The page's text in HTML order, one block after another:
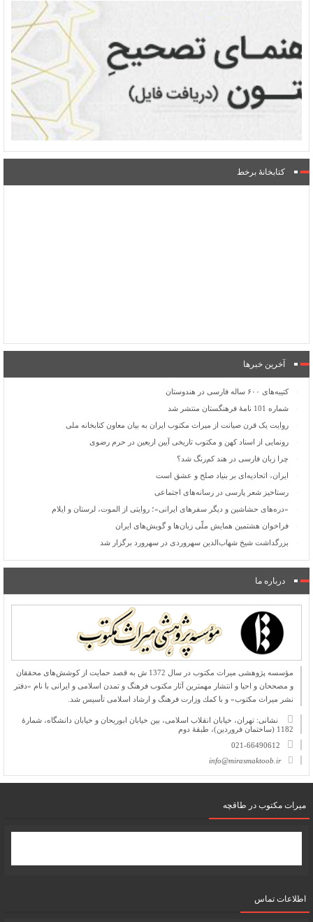
کتابخانۀ برخط
آخرین خبرها
کتیبه‌های ۶۰۰ ساله فارسی در هندوستان
شماره 101 نامۀ فرهنگستان منتشر شد
روایت یک قرن صیانت از میراث مکتوب ایران به بیان معاون کتابخانه ملی
رونمایی از اسناد کهن و مکتوب تاریخی آیین اربعین در حرم رضوی
چرا زبان فارسی در هند کم‌رنگ شد؟
ایران، اتحادیه‌ای بر بنیاد صلح و عشق است
رستاخیز شعر پارسی در رسانه‌های اجتماعی
«دره‌های حشاشین و دیگر سفرهای ایرانی»؛ روایتی از الموت، لرستان و ایلام
فراخوان هشتمین همایش ملّی زبان‌ها و گویش‌های ایران
بزرگداشت شیخ شهاب‌الدین سهروردی در سهرورد برگزار شد
درباره ما
مؤسسه پژوهشی میراث مكتوب در سال 1372 ش به قصد حمایت از كوشش‌های محققان
و مصححان و احیا و انتشار مهمترین آثار مكتوب فرهنگ و تمدن اسلامی و ایرانی با نام «دفتر
نشر میراث مكتوب» و با كمك وزارت فرهنگ و ارشاد اسلامی تأسیس شد.
نشانی: تهران، خیابان انقلاب اسلامی، بین خیابان ابوریحان و خیابان دانشگاه، شمارۀ
1182 (ساختمان فروردین)، طبقۀ دوم
021-66490612
info@mirasmaktoob.ir
میرات مکتوب در طاقچه
اطلاعات تماس